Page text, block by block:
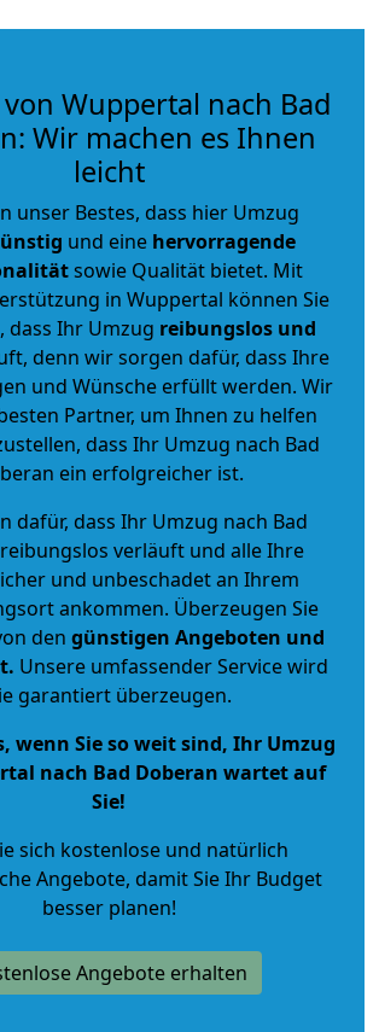
Wuppertal nach Bad
Wir machen es Ihnen
leicht
unser Bestes, dass hier Umzug
und eine hervorragende
sowie Qualität bietet. Mit
in Wuppertal können Sie
dass Ihr Umzug reibungslos und
denn wir sorgen dafür, dass Ihre
und Wünsche erfüllt werden. Wir
Partner, um Ihnen zu helfen
dass Ihr Umzug nach Bad
ein erfolgreicher ist.
dafür, dass Ihr Umzug nach Bad
verläuft und alle Ihre
und unbeschadet an Ihrem
ankommen. Überzeugen Sie
den günstigen Angeboten und
. Unsere umfassender Service wird
garantiert überzeugen.
wenn Sie so weit sind, Ihr Umzug
nach Bad Doberan wartet auf
Sie!
sich kostenlose und natürlich
Angebote, damit Sie Ihr Budget
besser planen!
Angebote erhalten